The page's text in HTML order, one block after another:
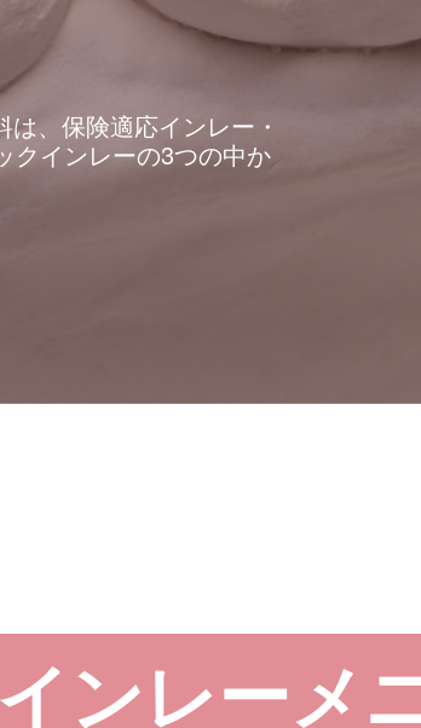
、保険適応インレー・
クインレーの3つの中か
インレーメ